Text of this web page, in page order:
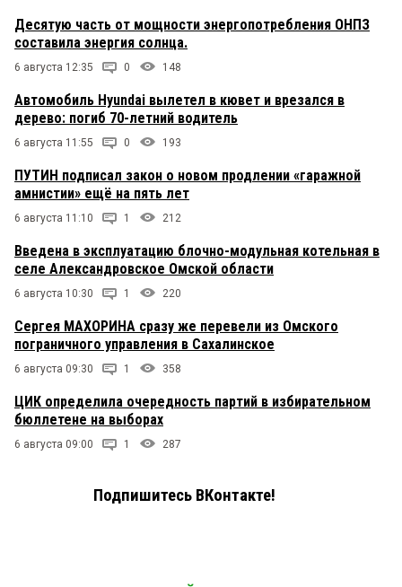
Десятую часть от мощности энергопотребления ОНПЗ
составила энергия солнца.
6 августа 12:35 0 148
Автомобиль Hyundai вылетел в кювет и врезался в
дерево: погиб 70-летний водитель
6 августа 11:55 0 193
ПУТИН подписал закон о новом продлении «гаражной
амнистии» ещё на пять лет
6 августа 11:10 1 212
Введена в эксплуатацию блочно-модульная котельная в
селе Александровское Омской области
6 августа 10:30 1 220
Сергея МАХОРИНА сразу же перевели из Омского
пограничного управления в Сахалинское
6 августа 09:30 1 358
ЦИК определила очередность партий в избирательном
бюллетене на выборах
6 августа 09:00 1 287
Подпишитесь ВКонтакте!